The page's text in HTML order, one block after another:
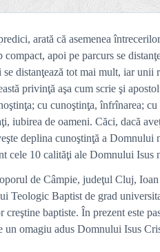
arată că asemenea
apoi pe parcurs se
distanţează tot mai mult, iar
privinţă aşa cum scrie şi
cu cunoştinţa, înfrînarea;
iubirea de oameni. Căci, dacă
deplina cunoştinţă a Domnului
cele 10 calităţi ale Domnului Isus
de Câmpie, judeţul Cluj,
Teologic Baptist de grad
baptiste. În prezent este
omagiu adus Domnului Isus